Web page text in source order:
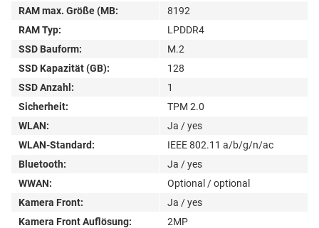
RAM max. Größe (MB:
8192
RAM Typ:
LPDDR4
SSD Bauform:
M.2
SSD Kapazität (GB):
128
SSD Anzahl:
1
Sicherheit:
TPM 2.0
WLAN:
Ja / yes
WLAN-Standard:
IEEE 802.11 a/b/g/n/ac
Bluetooth:
Ja / yes
WWAN:
Optional / optional
Kamera Front:
Ja / yes
Kamera Front Auflösung:
2MP